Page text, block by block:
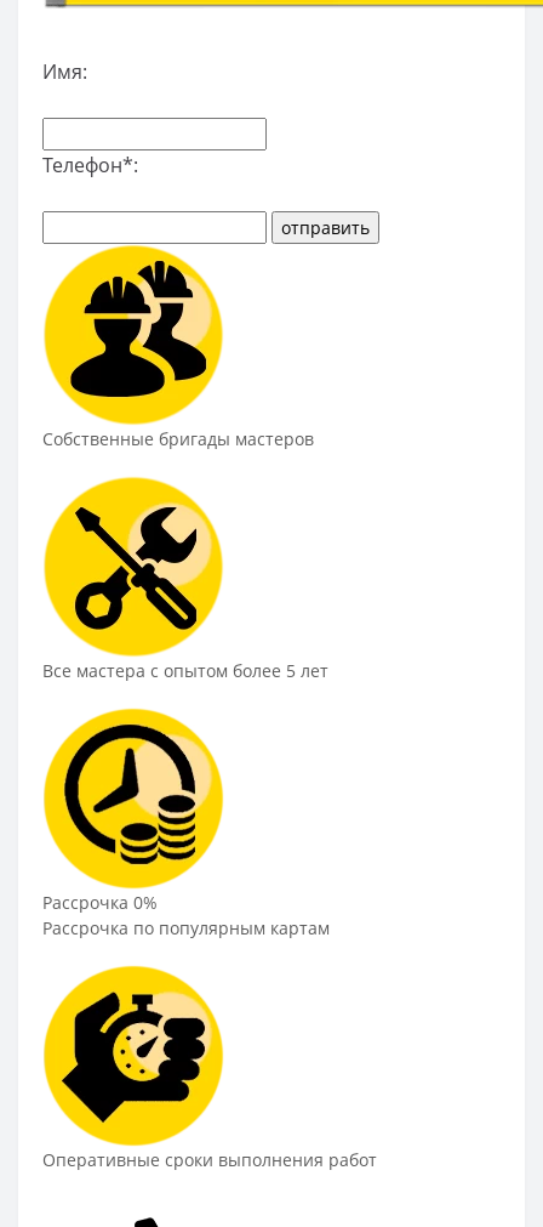
Имя:
Телефон*:
Собственные бригады мастеров
Все мастера с опытом более 5 лет
Рассрочка 0%
Рассрочка по популярным картам
Оперативные сроки выполнения работ